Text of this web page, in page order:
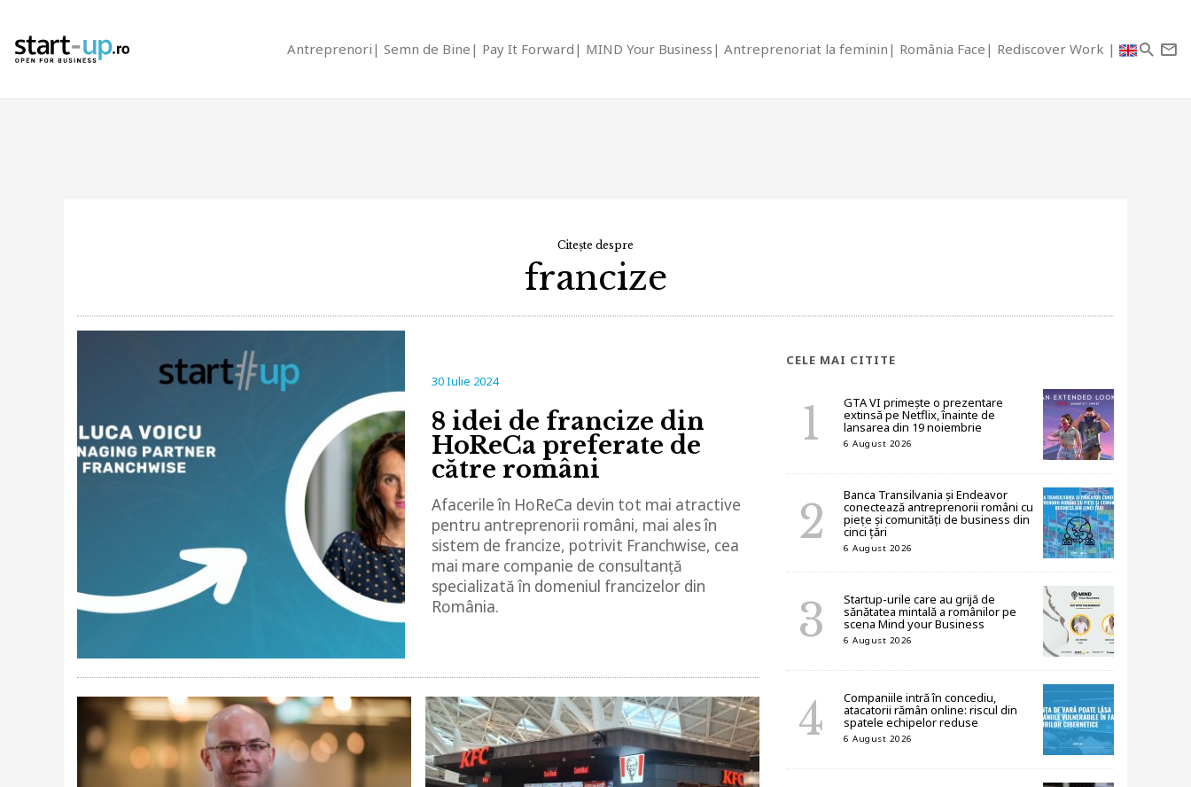
Antreprenori Semn de Bine Pay It Forward MIND Your Business Antreprenoriat la feminin România Face Rediscover Work
Citește despre
francize
30 Iulie 2024
8 idei de francize din
HoReCa preferate de
către români
Afacerile în HoReCa devin tot mai atractive
pentru antreprenorii români, mai ales în
sistem de francize, potrivit Franchwise, cea
mai mare companie de consultanță
specializată în domeniul francizelor din
România.
CELE MAI CITITE
GTA VI primește o prezentare
extinsă pe Netflix, înainte de
lansarea din 19 noiembrie
6 August 2026
Banca Transilvania și Endeavor
conectează antreprenorii români cu
piețe și comunități de business din
cinci țări
6 August 2026
Startup-urile care au grijă de
sănătatea mintală a românilor pe
scena Mind your Business
6 August 2026
Companiile intră în concediu,
atacatorii rămân online: riscul din
spatele echipelor reduse
6 August 2026